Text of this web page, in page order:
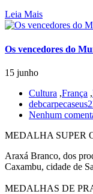
Leia Mais
Os vencedores do
15 junho
Cultura ,França ,
Nenhum
MEDALHA SUPER
Araxá Branco, dos
Caxambu, cidade de
MEDALHAS DE